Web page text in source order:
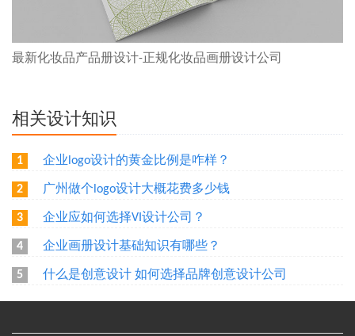
最新化妆品产品册设计-正规化妆品画册设计公司
相关设计知识
1 企业logo设计的黄金比例是咋样？
2 广州做个logo设计大概花费多少钱
3 企业应如何选择VI设计公司？
4 企业画册设计基础知识有哪些？
5 什么是创意设计 如何选择品牌创意设计公司